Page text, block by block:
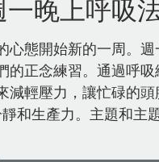
一晚上呼吸
心態開始新的一周。週
的正念練習。通過呼
減輕壓力，讓忙碌的
和生產力。主題和主